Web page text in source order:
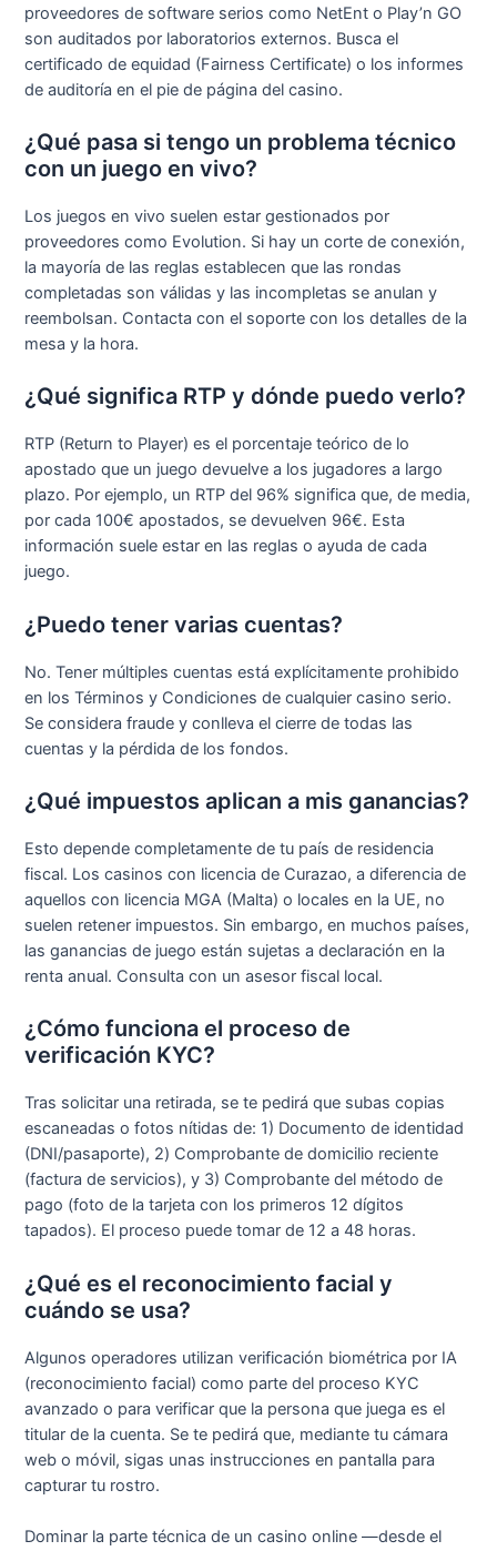
proveedores de software serios como NetEnt o Play’n GO
son auditados por laboratorios externos. Busca el
certificado de equidad (Fairness Certificate) o los informes
de auditoría en el pie de página del casino.
¿Qué pasa si tengo un problema técnico
con un juego en vivo?
Los juegos en vivo suelen estar gestionados por
proveedores como Evolution. Si hay un corte de conexión,
la mayoría de las reglas establecen que las rondas
completadas son válidas y las incompletas se anulan y
reembolsan. Contacta con el soporte con los detalles de la
mesa y la hora.
¿Qué significa RTP y dónde puedo verlo?
RTP (Return to Player) es el porcentaje teórico de lo
apostado que un juego devuelve a los jugadores a largo
plazo. Por ejemplo, un RTP del 96% significa que, de media,
por cada 100€ apostados, se devuelven 96€. Esta
información suele estar en las reglas o ayuda de cada
juego.
¿Puedo tener varias cuentas?
No. Tener múltiples cuentas está explícitamente prohibido
en los Términos y Condiciones de cualquier casino serio.
Se considera fraude y conlleva el cierre de todas las
cuentas y la pérdida de los fondos.
¿Qué impuestos aplican a mis ganancias?
Esto depende completamente de tu país de residencia
fiscal. Los casinos con licencia de Curazao, a diferencia de
aquellos con licencia MGA (Malta) o locales en la UE, no
suelen retener impuestos. Sin embargo, en muchos países,
las ganancias de juego están sujetas a declaración en la
renta anual. Consulta con un asesor fiscal local.
¿Cómo funciona el proceso de
verificación KYC?
Tras solicitar una retirada, se te pedirá que subas copias
escaneadas o fotos nítidas de: 1) Documento de identidad
(DNI/pasaporte), 2) Comprobante de domicilio reciente
(factura de servicios), y 3) Comprobante del método de
pago (foto de la tarjeta con los primeros 12 dígitos
tapados). El proceso puede tomar de 12 a 48 horas.
¿Qué es el reconocimiento facial y
cuándo se usa?
Algunos operadores utilizan verificación biométrica por IA
(reconocimiento facial) como parte del proceso KYC
avanzado o para verificar que la persona que juega es el
titular de la cuenta. Se te pedirá que, mediante tu cámara
web o móvil, sigas unas instrucciones en pantalla para
capturar tu rostro.
Dominar la parte técnica de un casino online —desde el